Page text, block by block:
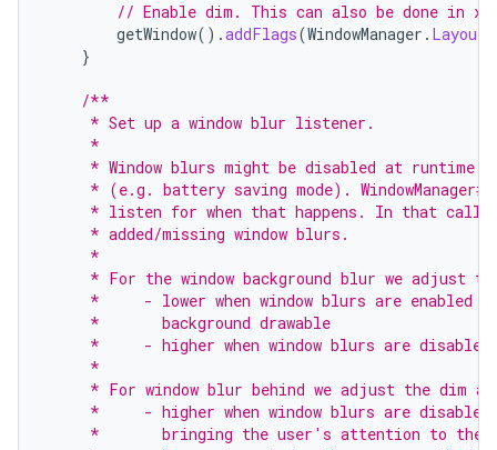
// Enable dim. This can also be done in
getWindow().addFlags(WindowManager .
}
/**
     * Set up a window blur listener.
     *
* Window blurs might be disabled at runtime
* (e.g. battery saving mode).
* listen for when that happens. In that
     * added/missing window blurs.
     *
* For the window background blur we adjust
*     - lower when window blurs are enabled
     *       background drawable
*     - higher when window blurs are
     *
* For window blur behind we adjust the dim
*     - higher when window blurs are
*       bringing the user's attention to the